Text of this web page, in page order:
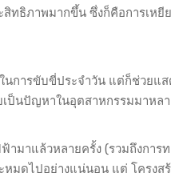
ทธิภาพมากขึ้น ซึ่งก็คือการเหยี
นการขับขี่ประจำวัน แต่ก็ช่วยแ
เป็นปัญหาในอุตสาหกรรมมาหล
ามาแล้วหลายครั้ง (รวมถึงกา
ะหมดไปอย่างแน่นอน แต่ โคร